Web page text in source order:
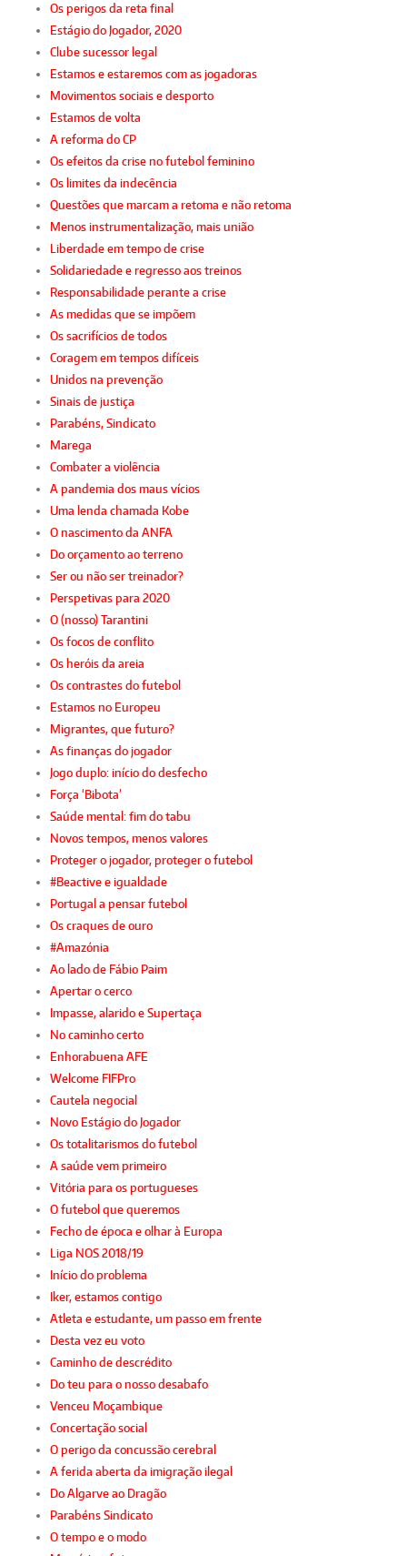
Os perigos da reta final
Estágio do Jogador, 2020
Clube sucessor legal
Estamos e estaremos com as jogadoras
Movimentos sociais e desporto
Estamos de volta
A reforma do CP
Os efeitos da crise no futebol feminino
Os limites da indecência
Questões que marcam a retoma e não retoma
Menos instrumentalização, mais união
Liberdade em tempo de crise
Solidariedade e regresso aos treinos
Responsabilidade perante a crise
As medidas que se impõem
Os sacrifícios de todos
Coragem em tempos difíceis
Unidos na prevenção
Sinais de justiça
Parabéns, Sindicato
Marega
Combater a violência
A pandemia dos maus vícios
Uma lenda chamada Kobe
O nascimento da ANFA
Do orçamento ao terreno
Ser ou não ser treinador?
Perspetivas para 2020
O (nosso) Tarantini
Os focos de conflito
Os heróis da areia
Os contrastes do futebol
Estamos no Europeu
Migrantes, que futuro?
As finanças do jogador
Jogo duplo: início do desfecho
Força ‘Bibota’
Saúde mental: fim do tabu
Novos tempos, menos valores
Proteger o jogador, proteger o futebol
#Beactive e igualdade
Portugal a pensar futebol
Os craques de ouro
#Amazónia
Ao lado de Fábio Paim
Apertar o cerco
Impasse, alarido e Supertaça
No caminho certo
Enhorabuena AFE
Welcome FIFPro
Cautela negocial
Novo Estágio do Jogador
Os totalitarismos do futebol
A saúde vem primeiro
Vitória para os portugueses
O futebol que queremos
Fecho de época e olhar à Europa
Liga NOS 2018/19
Início do problema
Iker, estamos contigo
Atleta e estudante, um passo em frente
Desta vez eu voto
Caminho de descrédito
Do teu para o nosso desabafo
Venceu Moçambique
Concertação social
O perigo da concussão cerebral
A ferida aberta da imigração ilegal
Do Algarve ao Dragão
Parabéns Sindicato
O tempo e o modo